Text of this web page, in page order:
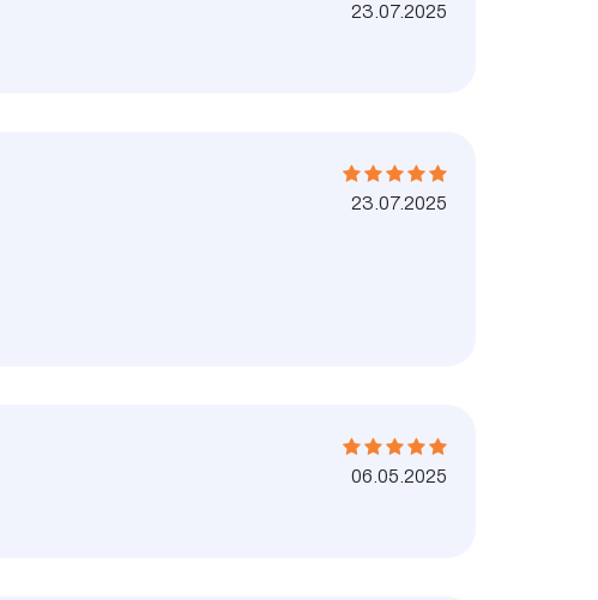
23.07.2025
23.07.2025
06.05.2025